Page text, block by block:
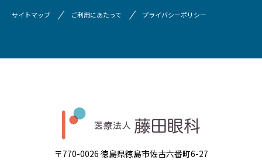
サイトマップ ご利用にあたって プライバシーポリシー
〒770-0026 徳島県徳島市佐古六番町6-27